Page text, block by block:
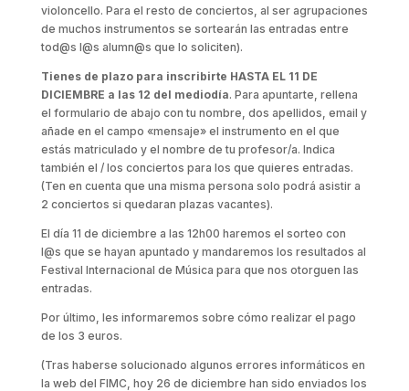
violoncello. Para el resto de conciertos, al ser agrupaciones
de muchos instrumentos se sortearán las entradas entre
tod@s l@s alumn@s que lo soliciten).
Tienes de plazo para inscribirte HASTA EL 11 DE
DICIEMBRE a las 12 del mediodía. Para apuntarte, rellena
el formulario de abajo con tu nombre, dos apellidos, email y
añade en el campo «mensaje» el instrumento en el que
estás matriculado y el nombre de tu profesor/a. Indica
también el / los conciertos para los que quieres entradas.
(Ten en cuenta que una misma persona solo podrá asistir a
2 conciertos si quedaran plazas vacantes).
El día 11 de diciembre a las 12h00 haremos el sorteo con
l@s que se hayan apuntado y mandaremos los resultados al
Festival Internacional de Música para que nos otorguen las
entradas.
Por último, les informaremos sobre cómo realizar el pago
de los 3 euros.
(Tras haberse solucionado algunos errores informáticos en
la web del FIMC, hoy 26 de diciembre han sido enviados los